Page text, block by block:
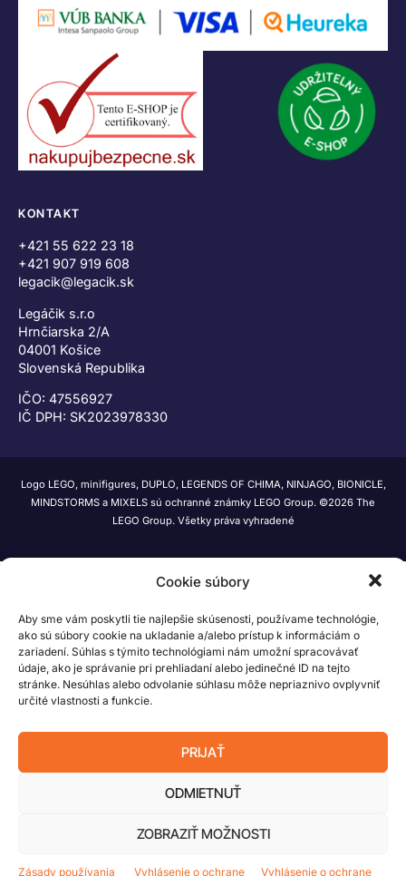
Cookie súbory
Aby sme vám poskytli tie najlepšie skúsenosti, používame technológie,
ako sú súbory cookie na ukladanie a/alebo prístup k informáciám o
zariadení. Súhlas s týmito technológiami nám umožní spracovávať
údaje, ako je správanie pri prehliadaní alebo jedinečné ID na tejto
stránke. Nesúhlas alebo odvolanie súhlasu môže nepriaznivo ovplyvniť
určité vlastnosti a funkcie.
PRIJAŤ
ODMIETNUŤ
ZOBRAZIŤ MOŽNOSTI
Zásady používania Vyhlásenie o ochrane Vyhlásenie o ochrane
KONTAKT
+421 55 622 23 18
+421 907 919 608
legacik@legacik.sk
Legáčik s.r.o
Hrnčiarska 2/A
04001 Košice
Slovenská Republika
IČO: 47556927
IČ DPH: SK2023978330
Logo LEGO, minifigures, DUPLO, LEGENDS OF CHIMA, NINJAGO, BIONICLE,
MINDSTORMS a MIXELS sú ochranné známky LEGO Group. ©2026 The
LEGO Group. Všetky práva vyhradené